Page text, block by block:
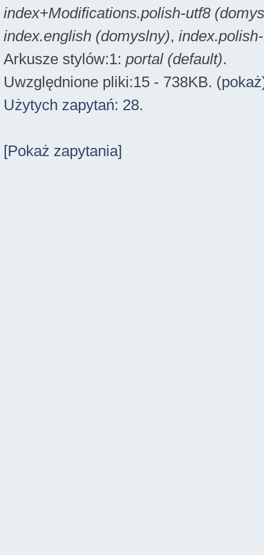
index+Modifications.polish-utf8
index.english (domyslny),
Arkusze stylów:1: portal (default).
Uwzględnione pliki:15 - 738KB. (pokaż
Użytych zapytań: 28.
[Pokaż zapytania]